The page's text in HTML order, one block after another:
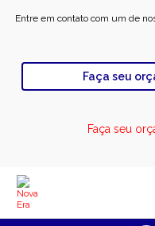
Entre em contato com um de
Faça seu
Faça seu